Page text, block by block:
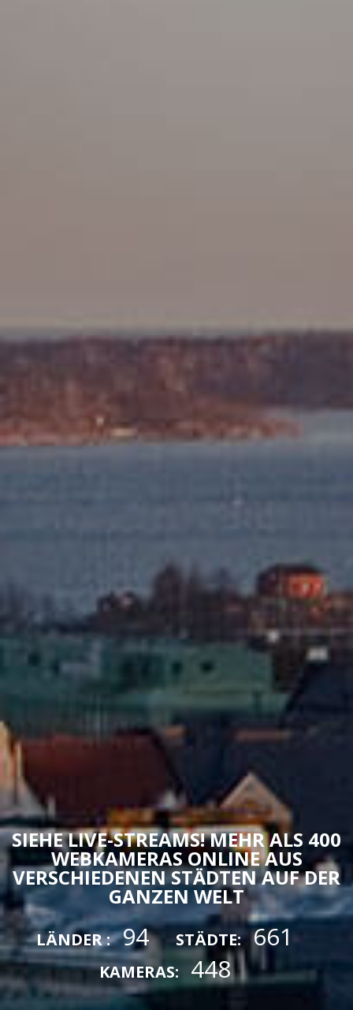
SIEHE LIVE-STREAMS! MEHR ALS 400
WEBKAMERAS ONLINE AUS
VERSCHIEDENEN STÄDTEN AUF DER
GANZEN WELT
LÄNDER : 94 STÄDTE: 661
KAMERAS: 448